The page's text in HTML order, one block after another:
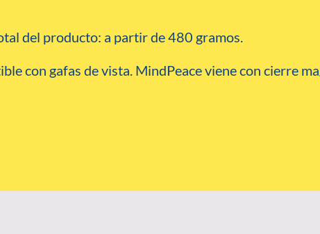
del producto: a partir de 480 gramos.
con gafas de vista. MindPeace viene con cierre